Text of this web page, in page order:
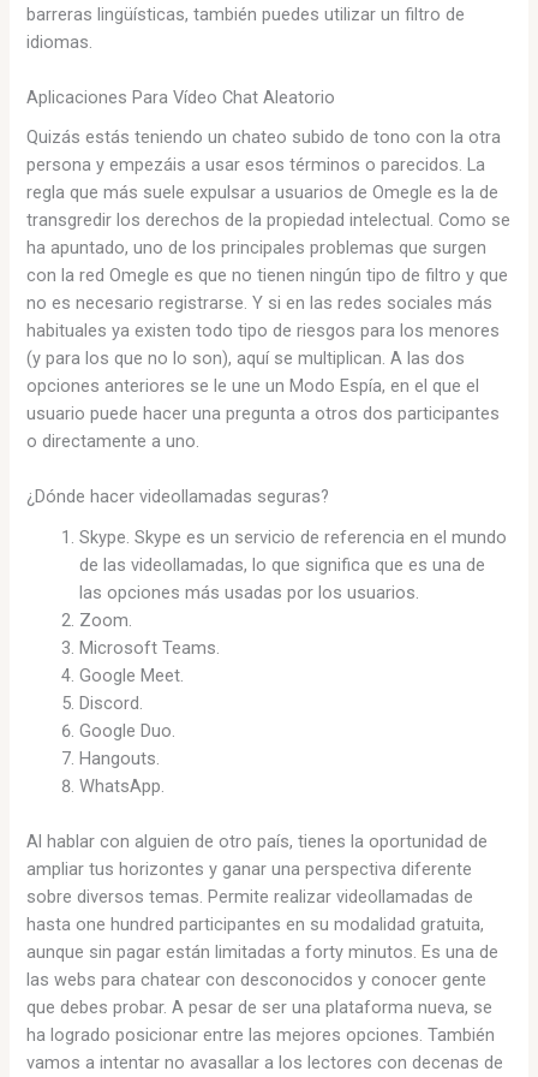
barreras lingüísticas, también puedes utilizar un filtro de
idiomas.
Aplicaciones Para Vídeo Chat Aleatorio
Quizás estás teniendo un chateo subido de tono con la otra
persona y empezáis a usar esos términos o parecidos. La
regla que más suele expulsar a usuarios de Omegle es la de
transgredir los derechos de la propiedad intelectual. Como se
ha apuntado, uno de los principales problemas que surgen
con la red Omegle es que no tienen ningún tipo de filtro y que
no es necesario registrarse. Y si en las redes sociales más
habituales ya existen todo tipo de riesgos para los menores
(y para los que no lo son), aquí se multiplican. A las dos
opciones anteriores se le une un Modo Espía, en el que el
usuario puede hacer una pregunta a otros dos participantes
o directamente a uno.
¿Dónde hacer videollamadas seguras?
Skype. Skype es un servicio de referencia en el mundo
de las videollamadas, lo que significa que es una de
las opciones más usadas por los usuarios.
Zoom.
Microsoft Teams.
Google Meet.
Discord.
Google Duo.
Hangouts.
WhatsApp.
Al hablar con alguien de otro país, tienes la oportunidad de
ampliar tus horizontes y ganar una perspectiva diferente
sobre diversos temas. Permite realizar videollamadas de
hasta one hundred participantes en su modalidad gratuita,
aunque sin pagar están limitadas a forty minutos. Es una de
las webs para chatear con desconocidos y conocer gente
que debes probar. A pesar de ser una plataforma nueva, se
ha logrado posicionar entre las mejores opciones. También
vamos a intentar no avasallar a los lectores con decenas de